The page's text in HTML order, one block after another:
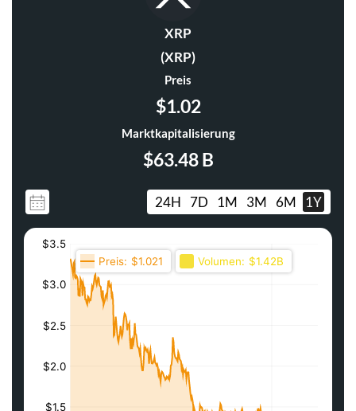
XRP
(XRP)
Preis
$1.02
Marktkapitalisierung
$63.48 B
24H 7D 1M 3M 6M 1Y